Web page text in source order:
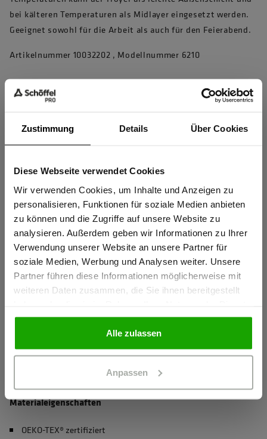
Zustimmung Details Über Cookies
Diese Webseite verwendet Cookies
Wir verwenden Cookies, um Inhalte und Anzeigen zu
personalisieren, Funktionen für soziale Medien anbieten
zu können und die Zugriffe auf unsere Website zu
analysieren. Außerdem geben wir Informationen zu Ihrer
Verwendung unserer Website an unsere Partner für
soziale Medien, Werbung und Analysen weiter. Unsere
Partner führen diese Informationen möglicherweise mit
weiteren Daten zusammen, die Sie ihnen bereitgestellt
gesammelt haben.
Alle zulassen
Anpassen
bei kälteren Temperaturen als Midlayer eingesetzt werden.
Geeignet sowohl für die Arbeit als auch für den Feierabend.
Artikelnummer 10032202 , Modellnummer 6210
Produkteigenschaften
1/4 Reißverschluss mit Untertrittleiste
Doppelter Stehkragen mit Kinnschutz
Hochwertige perforierte und dehnbare Ventilationseinsätze
Elastische, enganliegende Ärmelabschlüsse, die vor Staub
schützen und auch mit Jacken mit dicken Ärmel-Abschlüssen
bequem zu tragen sind
Wärmend, atmungsaktiv
Herstellerangaben
Schwabmünchen, Deutschland
Materialeigenschaften
OEKO-TEX® zertifiziert
Sind Sie
Gewerbetreibender?
Ich bestätige, dass ich Gewerbetreibender bin. Alle
Preise werden netto ausgewiesen.